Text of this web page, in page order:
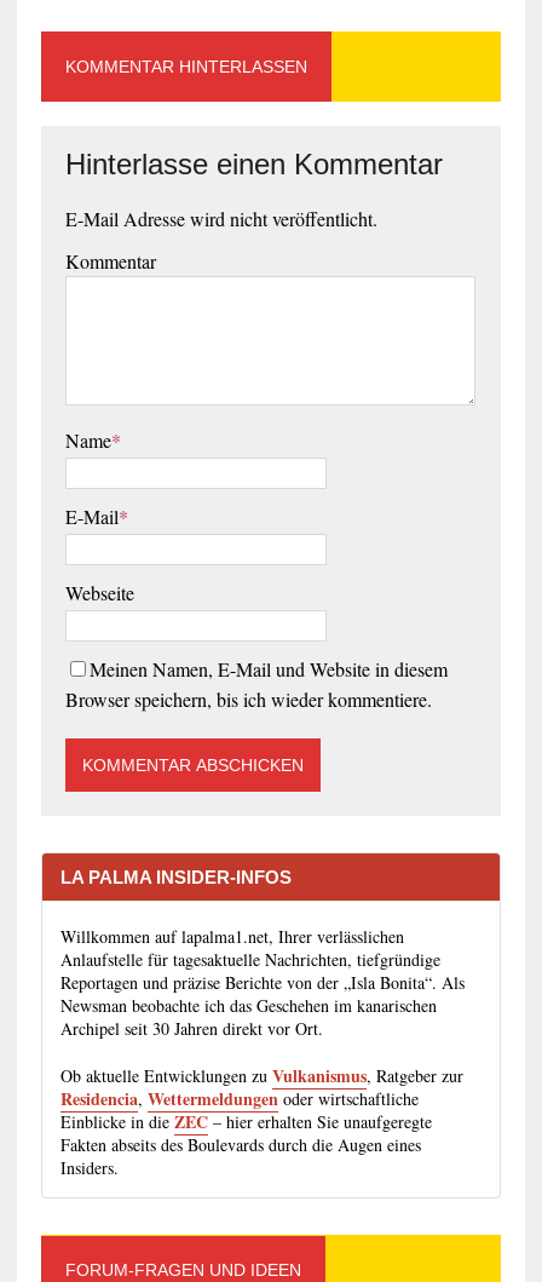
KOMMENTAR HINTERLASSEN
Hinterlasse einen Kommentar
E-Mail Adresse wird nicht veröffentlicht.
Kommentar
Name*
E-Mail*
Webseite
Meinen Namen, E-Mail und Website in diesem
Browser speichern, bis ich wieder kommentiere.
LA PALMA INSIDER-INFOS
Willkommen auf lapalma1.net, Ihrer verlässlichen
Anlaufstelle für tagesaktuelle Nachrichten, tiefgründige
Reportagen und präzise Berichte von der „Isla Bonita“. Als
Newsman beobachte ich das Geschehen im kanarischen
Archipel seit 30 Jahren direkt vor Ort.
Ob aktuelle Entwicklungen zu Vulkanismus, Ratgeber zur
Residencia, Wettermeldungenoder wirtschaftliche
Einblicke in die ZEC– hier erhalten Sie unaufgeregte
Fakten abseits des Boulevards durch die Augen eines
Insiders.
FORUM-FRAGEN UND IDEEN